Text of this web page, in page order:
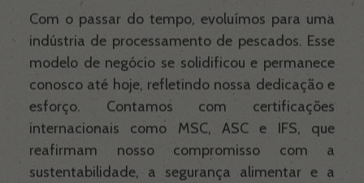
Noronha Empanados
Noronha Distribuidora
Popeye Seafood
Com o passar do tempo, evoluímos para uma
indústria de processamento de pescados. Esse
modelo de negócio se solidificou e permanece
conosco até hoje, refletindo nossa dedicação e
esforço. Contamos com certificações
internacionais como MSC, ASC e IFS, que
reafirmam nosso compromisso com a
sustentabilidade, a segurança alimentar e a